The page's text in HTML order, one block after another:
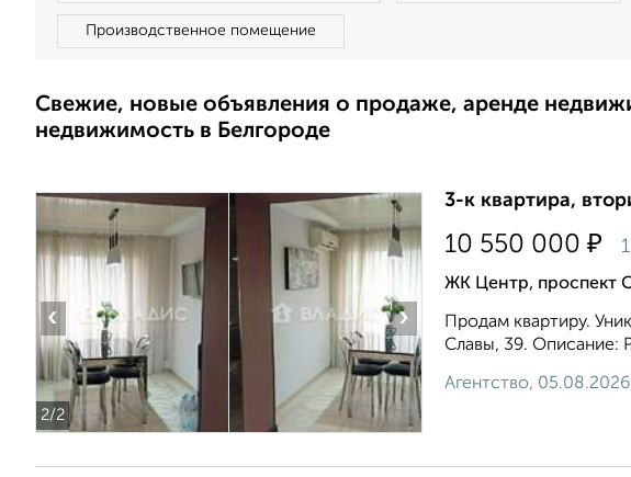
Производственное помещение
Свежие, новые объявления о продаже, аренде
недвижимость в Белгороде
2/2
‹ ›
3-к квартира,
10 550 000 ₽
ЖК Центр, проспект
Продам квартиру.
Славы, 39. Описание:
Агентство, 05.08.2026